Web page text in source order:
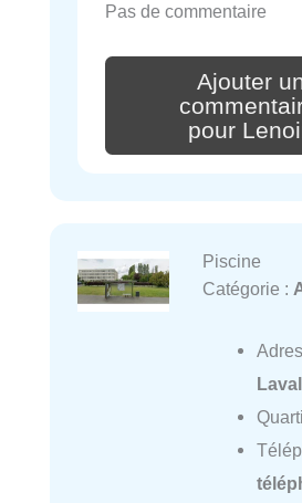
Pas de commentaire
Ajouter
pour
Piscine
Catégorie :
Laval